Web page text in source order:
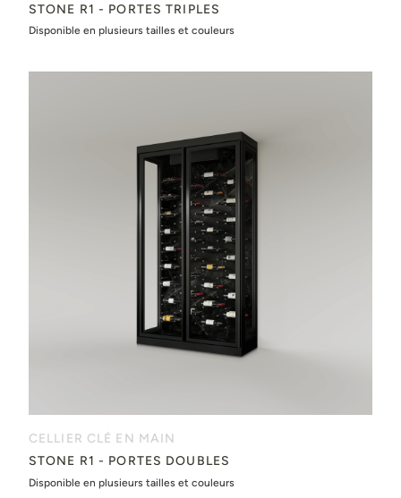
STONE R1 - PORTES TRIPLES
Disponible en plusieurs tailles et couleurs
CELLIER CLÉ EN MAIN
STONE R1 - PORTES DOUBLES
Disponible en plusieurs tailles et couleurs